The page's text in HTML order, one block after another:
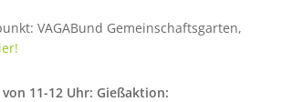
VAGABund Gemeinschaftsgarten,
von 11-12 Uhr: Gießaktion: